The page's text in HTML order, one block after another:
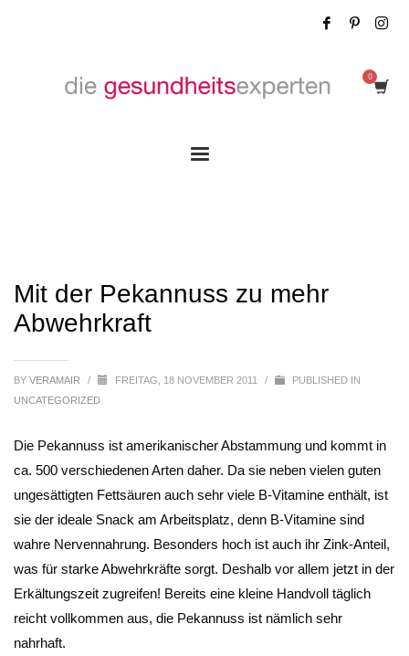
Mit der Pekannuss zu mehr
Abwehrkraft
BY VERAMAIR / FREITAG, 18 NOVEMBER 2011 /
PUBLISHED IN
UNCATEGORIZED
Die Pekannuss ist amerikanischer Abstammung und kommt in
ca. 500 verschiedenen Arten daher. Da sie neben vielen guten
ungesättigten Fettsäuren auch sehr viele B-Vitamine enthält, ist
sie der ideale Snack am Arbeitsplatz, denn B-Vitamine sind
wahre Nervennahrung. Besonders hoch ist auch ihr Zink-Anteil,
was für starke Abwehrkräfte sorgt. Deshalb vor allem jetzt in der
Erkältungszeit zugreifen! Bereits eine kleine Handvoll täglich
reicht vollkommen aus, die Pekannuss ist nämlich sehr
nahrhaft.